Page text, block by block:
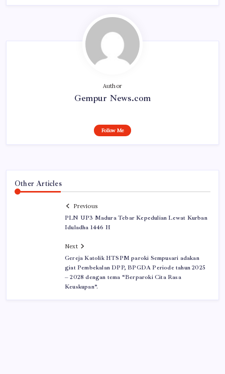
Author
Gempur News.com
Follow Me
Other Articles
Previous
PLN UP3 Madura Tebar Kepedulian Lewat Kurban
Iduladha 1446 H
Next
Gereja Katolik HTSPM paroki Sempusari adakan
giat Pembekalan DPP, BPGDA Periode tahun 2025
– 2028 dengan tema “Berparoki Cita Rasa
Keuskupan”.